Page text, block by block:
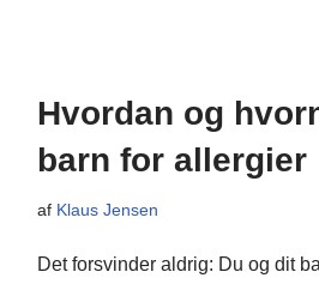
Hvordan og
barn for allergier
af Klaus Jensen
Det forsvinder aldrig: Du og dit